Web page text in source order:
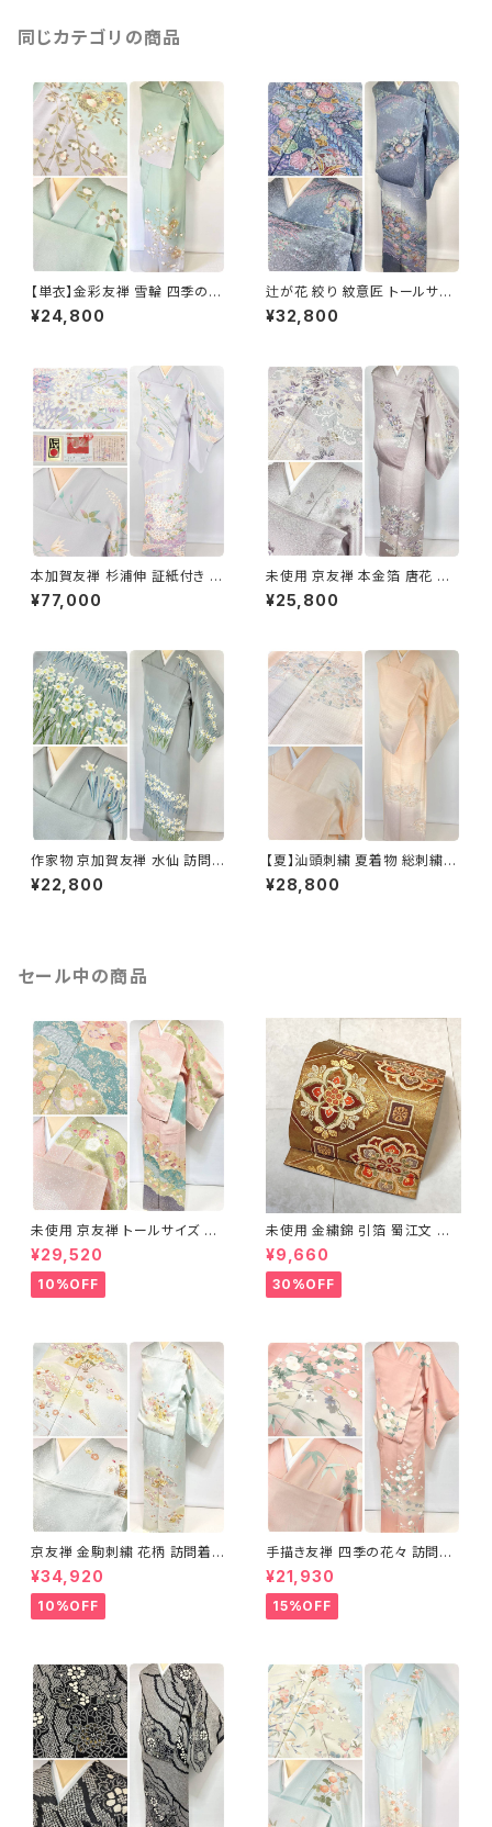
同じカテゴリの商品
【単衣】金彩友禅 雪輪 四季の
花々 正絹 訪問着 黄緑 青緑 紫
1418
¥24,800
辻が花 絞り 紋意匠 トールサイ
ズ 金彩 訪問着 正絹 袷 青 ブル
ー 紫 1273
¥32,800
本加賀友禅 杉浦伸 証紙付き 訪
問着 花柄 正絹 紫 白 パステル
白菫色 1080
¥77,000
未使用 京友禅 本金箔 唐花 訪
問着 袷 正絹 紫 グレー 白 1165
¥25,800
作家物 京加賀友禅 水仙 訪問着
正絹 袷 浅葱鼠 青緑 グレー 白
1157
¥22,800
【夏】汕頭刺繍 夏着物 総刺繍
絽 訪問着 正絹 オレンジ サーモ
ンピンク 水色 1243
¥28,800
セール中の商品
未使用 京友禅 トールサイズ 染
め分け 金彩 訪問着 袷 正絹 ピ
ンク 黄緑 紫 黄色 1438
¥29,520
10%OFF
未使用 金繍錦 引箔 蜀江文 唐
織 華紋 袋帯 正絹 金糸 ゴール
ド 赤 紫 710
¥9,660
30%OFF
京友禅 金駒刺繍 花柄 訪問着
正絹 水色 黄緑 パステルカラー
アイスグリーン 1433
¥34,920
10%OFF
手描き友禅 四季の花々 訪問着
袷 正絹 サーモンピンク クリー
ム 白 桃花色 1434
¥21,930
15%OFF